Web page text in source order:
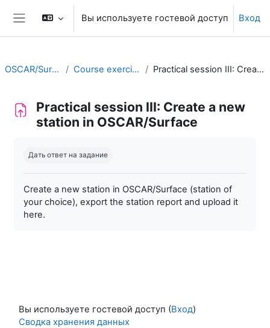
Перейти к основному содержанию
Боковая панель
Вы используете гостевой доступ Вход
OSCAR/Surface training RA II Course exercises/practical sessions Practical session III: Create a new station in OSCAR/Surface
Practical session III: Create a new
station in OSCAR/Surface
Дать ответ на задание
Create a new station in OSCAR/Surface (station of
your choice), export the station report and upload it
here.
Вы используете гостевой доступ (Вход)
Сводка хранения данных